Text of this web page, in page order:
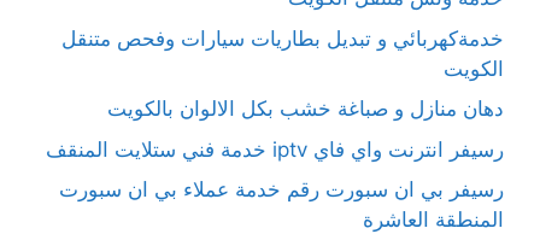
خدمةكهربائي و تبديل بطاريات سيارات وفحص متنقل
الكويت
دهان منازل و صباغة خشب بكل الالوان بالكويت
رسيفر انترنت واي فاي iptv خدمة فني ستلايت المنقف
رسيفر بي ان سبورت رقم خدمة عملاء بي ان سبورت
المنطقة العاشرة